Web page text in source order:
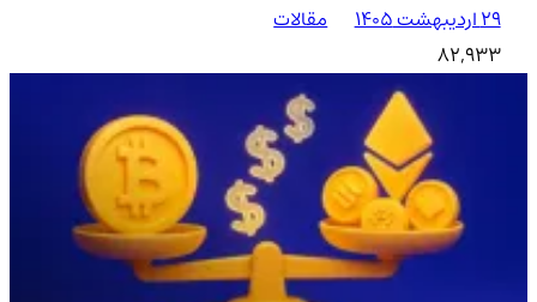
۲۹ اردیبهشت ۱۴۰۵
مقالات
82,933